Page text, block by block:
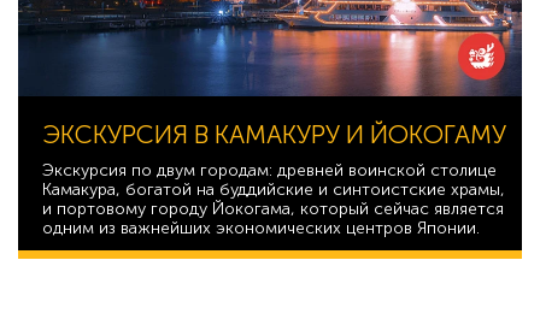
ЭКСКУРСИЯ В КАМАКУРУ И ЙОКОГАМУ
Экскурсия по двум городам: древней воинской столице
Камакура, богатой на буддийские и синтоистские храмы,
и портовому городу Йокогама, который сейчас является
одним из важнейших экономических центров Японии.